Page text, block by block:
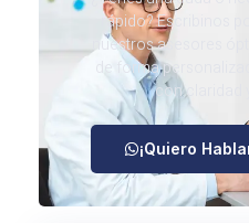
rápido? Escribinos
nuestros asesores
de forma
con claridad
¡Quiero